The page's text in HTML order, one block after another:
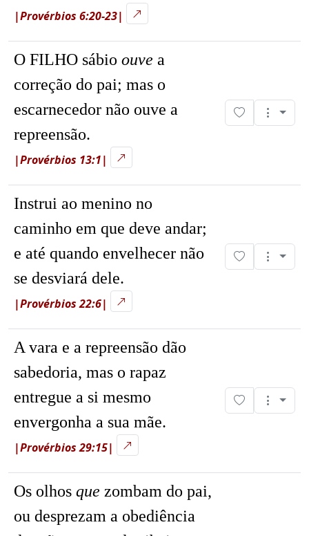
|Provérbios 6:20-23|
O FILHO sábio ouve a
correção do pai; mas o
escarnecedor não ouve a
repreensão.
|Provérbios 13:1|
Instrui ao menino no
caminho em que deve andar;
e até quando envelhecer não
se desviará dele.
|Provérbios 22:6|
A vara e a repreensão dão
sabedoria, mas o rapaz
entregue a si mesmo
envergonha a sua mãe.
|Provérbios 29:15|
Os olhos que zombam do pai,
ou desprezam a obediência